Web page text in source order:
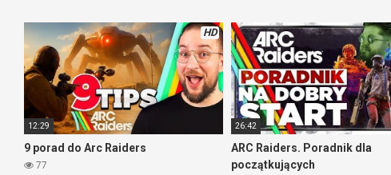
HD
12:29
9 porad do Arc Raiders
77
26:42
ARC Raiders. Poradnik dla
początkujących